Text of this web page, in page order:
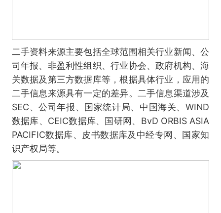
二手资料来源主要包括全球范围相关行业新闻、公
司年报、非盈利性组织、行业协会、政府机构、海
关数据及第三方数据库等，根据具体行业，应用的
二手信息来源具有一定的差异。二手信息渠道涉及
SEC、公司年报、国家统计局、中国海关、WIND
数据库、CEIC数据库、国研网、BvD ORBIS ASIA
PACIFIC数据库、皮书数据库及中经专网、国家知
识产权局等。